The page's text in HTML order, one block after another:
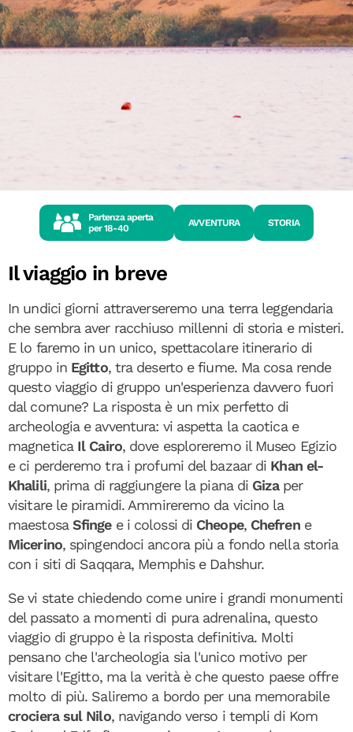
Partenza aperta
per18-40
AVVENTURA STORIA
Il viaggio in breve
In undici giorni attraverseremo una terra leggendaria
che sembra aver racchiuso millenni di storia e misteri.
E lo faremo in un unico, spettacolare itinerario di
gruppo in Egitto, tra deserto e fiume. Ma cosa rende
questo viaggio di gruppo un'esperienza davvero fuori
dal comune? La risposta è un mix perfetto di
archeologia e avventura: vi aspetta la caotica e
magnetica Il Cairo, dove esploreremo il Museo Egizio
e ci perderemo tra i profumi del bazaar di Khan el-
Khalili, prima di raggiungere la piana di Giza per
visitare le piramidi. Ammireremo da vicino la
maestosa Sfinge e i colossi di Cheope, Chefren e
Micerino, spingendoci ancora più a fondo nella storia
con i siti di Saqqara, Memphis e Dahshur.
Se vi state chiedendo come unire i grandi monumenti
del passato a momenti di pura adrenalina, questo
viaggio di gruppo è la risposta definitiva. Molti
pensano che l'archeologia sia l'unico motivo per
visitare l'Egitto, ma la verità è che questo paese offre
molto di più. Saliremo a bordo per una memorabile
crociera sul Nilo, navigando verso i templi di Kom